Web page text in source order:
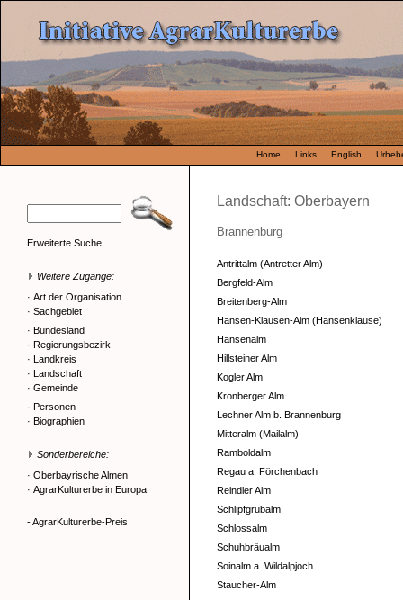
Home Links English
Erweiterte Suche
Weitere Zugänge:
· Art der Organisation
· Sachgebiet
· Bundesland
· Regierungsbezirk
· Landkreis
· Landschaft
· Gemeinde
· Personen
· Biographien
Sonderbereiche:
· Oberbayrische Almen
· AgrarKulturerbe in Europa
- AgrarKulturerbe-Preis
Landschaft: Oberbayern
Brannenburg
Antrittalm (Antretter Alm)
Bergfeld-Alm
Breitenberg-Alm
Hansen-Klausen-Alm (Hansenklause)
Hansenalm
Hillsteiner Alm
Kogler Alm
Kronberger Alm
Lechner Alm b. Brannenburg
Mitteralm (Mailalm)
Ramboldalm
Regau a. Förchenbach
Reindler Alm
Schlipfgrubalm
Schlossalm
Schuhbräualm
Soinalm a. Wildalpjoch
Staucher-Alm